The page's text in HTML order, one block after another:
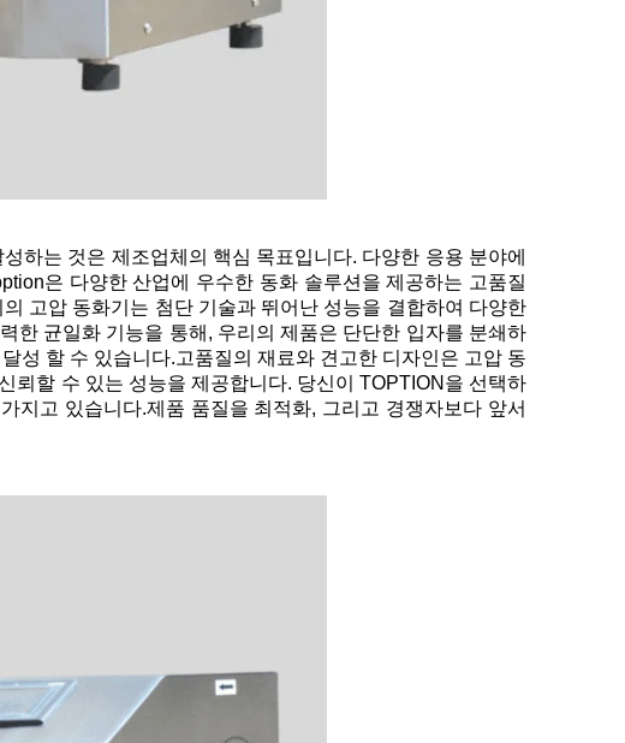
하는 것은 제조업체의 핵심 목표입니다. 다양한 응용 분야에
은 다양한 산업에 우수한 동화 솔루션을 제공하는 고품질
고압 동화기는 첨단 기술과 뛰어난 성능을 결합하여 다양한
한 균일화 기능을 통해, 우리의 제품은 단단한 입자를 분쇄하
성 할 수 있습니다.고품질의 재료와 견고한 디자인은 고압 동
뢰할 수 있는 성능을 제공합니다. 당신이 TOPTION을 선택하
지고 있습니다.제품 품질을 최적화, 그리고 경쟁자보다 앞서